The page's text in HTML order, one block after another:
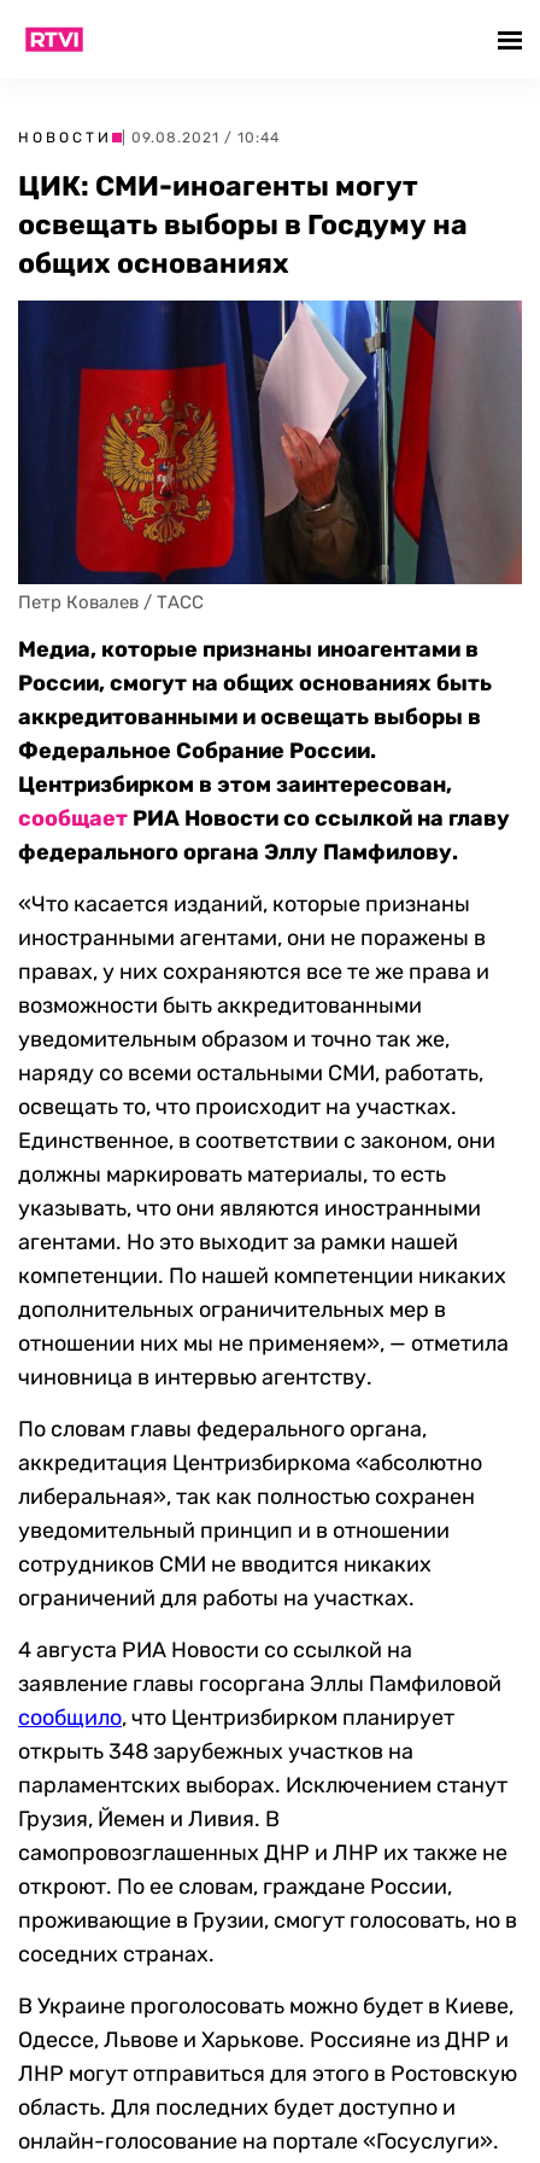
НОВОСТИ | 09.08.2021 / 10:44
ЦИК: СМИ-иноагенты могут
освещать выборы в Госдуму на
общих основаниях
Петр Ковалев / ТАСС
Медиа, которые признаны иноагентами в
России, смогут на общих основаниях быть
аккредитованными и освещать выборы в
Федеральное Собрание России.
Центризбирком в этом заинтересован,
сообщает РИА Новости со ссылкой на главу
федерального органа Эллу Памфилову.
«Что касается изданий, которые признаны
иностранными агентами, они не поражены в
правах, у них сохраняются все те же права и
возможности быть аккредитованными
уведомительным образом и точно так же,
наряду со всеми остальными СМИ, работать,
освещать то, что происходит на участках.
Единственное, в соответствии с законом, они
должны маркировать материалы, то есть
указывать, что они являются иностранными
агентами. Но это выходит за рамки нашей
компетенции. По нашей компетенции никаких
дополнительных ограничительных мер в
отношении них мы не применяем», — отметила
чиновница в интервью агентству.
По словам главы федерального органа,
аккредитация Центризбиркома «абсолютно
либеральная», так как полностью сохранен
уведомительный принцип и в отношении
сотрудников СМИ не вводится никаких
ограничений для работы на участках.
4 августа РИА Новости со ссылкой на
заявление главы госоргана Эллы Памфиловой
сообщило, что Центризбирком планирует
открыть 348 зарубежных участков на
парламентских выборах. Исключением станут
Грузия, Йемен и Ливия. В
самопровозглашенных ДНР и ЛНР их также не
откроют. По ее словам, граждане России,
проживающие в Грузии, смогут голосовать, но в
соседних странах.
В Украине проголосовать можно будет в Киеве,
Одессе, Львове и Харькове. Россияне из ДНР и
ЛНР могут отправиться для этого в Ростовскую
область. Для последних будет доступно и
онлайн-голосование на портале «Госуслуги».